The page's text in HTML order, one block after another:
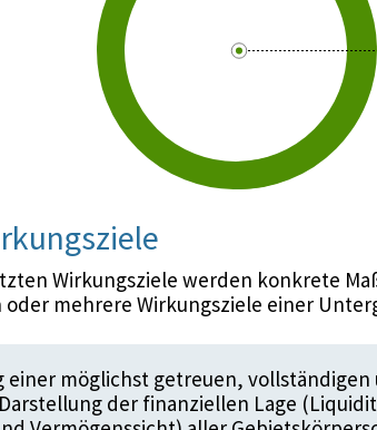
Wirkungsziele werden konkrete
oder mehrere Wirkungsziele einer
einer möglichst getreuen, vollständigen
der finanziellen Lage